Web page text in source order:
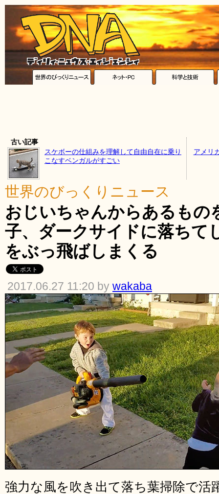
古い記事
スケボーの仕組みを理解して自由自在に乗り
こなすベンガルがすごい
アメリ
世界のびっくりニュース
おじいちゃんからあるもの
子、ダークサイドに落ちて
をぶっ飛ばしまくる
2017.06.27 11:20 by wakaba
強力な風を吹き出て落ち葉掃除で活